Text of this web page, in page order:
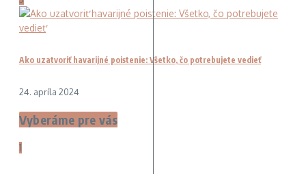
Ako uzatvoriť havarijné poistenie: Všetko, čo potrebujete vedieť
24. apríla 2024
Vyberáme pre vás
1